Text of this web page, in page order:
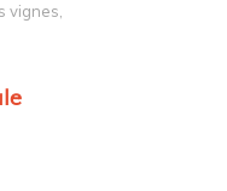
vignes,